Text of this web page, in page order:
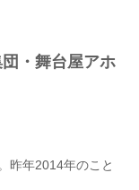
・舞台屋アホ
昨年2014年のこと